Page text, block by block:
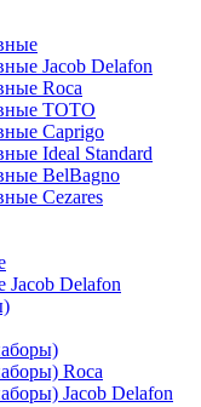
Jacob Delafon
Roca
TOTO
Caprigo
Ideal Standard
BelBagno
Cezares
Jacob Delafon
Roca
Jacob Delafon